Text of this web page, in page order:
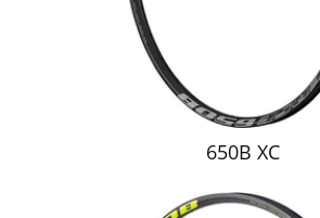
650B XC